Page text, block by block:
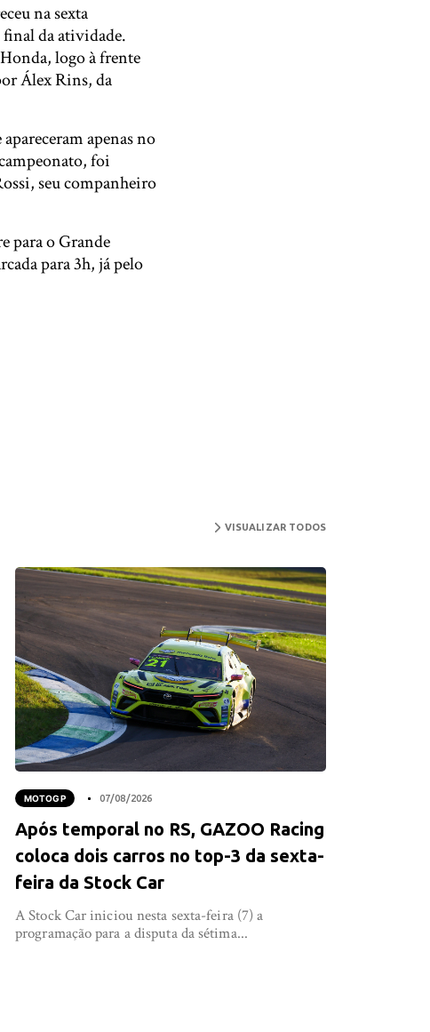
na sexta
da atividade.
logo à frente
Álex Rins, da
apenas no
foi
seu companheiro
para o Grande
para 3h, já pelo
VISUALIZAR TODOS
MOTOGP 07/08/2026
Após temporal no RS, GAZOO Racing
coloca dois carros no top-3 da sexta-
feira da Stock Car
A Stock Car iniciou nesta sexta-feira (7) a
programação para a disputa da sétima...